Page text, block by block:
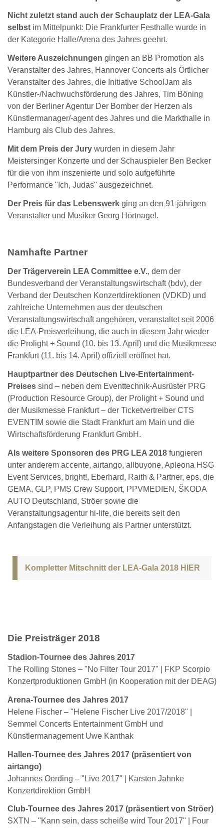
Nicht zuletzt stand auch der Schauplatz der LEA-Gala
selbst im Mittelpunkt: Die Frankfurter Festhalle wurde in
der Kategorie Halle/Arena des Jahres geehrt.
Weitere Auszeichnungen gingen an BB Promotion als
Veranstalter des Jahres, Hannover Concerts als Örtlicher
Veranstalter des Jahres, die Initiative SchoolJam als
Künstler-/Nachwuchsförderung des Jahres, Tim Böning
von der Berliner Agentur Der Bomber der Herzen als
Künstlermanager/-agent des Jahres und die Markthalle in
Hamburg als Club des Jahres.
Mit dem Preis der Jury wurden in diesem Jahr
Meistersinger Konzerte und der Schauspieler Ben Becker
für die von ihm inszenierte und solo aufgeführte
Performance "Ich, Judas" ausgezeichnet.
Der Preis für das Lebenswerk ging an den 91-jährigen
Veranstalter und Musiker Georg Hörtnagel.
Namhafte Partner
Der Trägerverein LEA Committee e.V., dem der
Bundesverband der Veranstaltungswirtschaft (bdv), der
Verband der Deutschen Konzertdirektionen (VDKD) und
zahlreiche Unternehmen aus der deutschen
Veranstaltungswirtschaft angehören, veranstaltet seit 2006
die LEA-Preisverleihung, die auch in diesem Jahr wieder
die Prolight + Sound (10. bis 13. April) und die Musikmesse
Frankfurt (11. bis 14. April) offiziell eröffnet hat.
Hauptpartner des Deutschen Live-Entertainment-
Preises sind – neben dem Eventtechnik-Ausrüster PRG
(Production Resource Group), der Prolight + Sound und
der Musikmesse Frankfurt – der Ticketvertreiber CTS
EVENTIM sowie die Stadt Frankfurt am Main und die
Wirtschaftsförderung Frankfurt GmbH.
Als weitere Sponsoren des PRG LEA 2018 fungieren
unter anderem accente, airtango, allbuyone, Apleona HSG
Event Services, bright!, Eberhard, Raith & Partner, eps, die
GEMA, GLP, PMS Crew Support, PPVMEDIEN, ŠKODA
AUTO Deutschland, Ströer sowie die
Veranstaltungsagentur hi-life, die bereits seit den
Anfangstagen die Verleihung als Partner unterstützt.
Kompletter Mitschnitt der LEA-Gala 2018 HIER
Die Preisträger 2018
Stadion-Tournee des Jahres 2017
The Rolling Stones – "No Filter Tour 2017" | FKP Scorpio
Konzertproduktionen GmbH (in Kooperation mit der DEAG)
Arena-Tournee des Jahres 2017
Helene Fischer – "Helene Fischer Live 2017/2018" |
Semmel Concerts Entertainment GmbH und
Künstlermanagement Uwe Kanthak
Hallen-Tournee des Jahres 2017 (präsentiert von
airtango)
Johannes Oerding – "Live 2017" | Karsten Jahnke
Konzertdirektion GmbH
Club-Tournee des Jahres 2017 (präsentiert von Ströer)
SXTN – "Kann sein, dass scheiße wird Tour 2017" | Four